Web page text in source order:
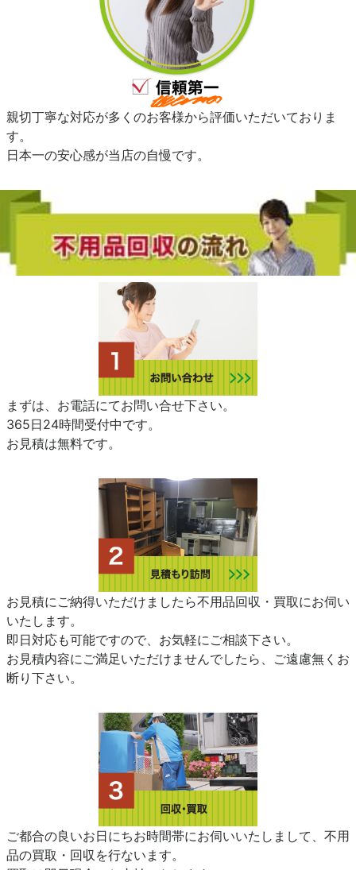
親切丁寧な対応が多くのお客様から評価いただいておりま
す。
日本一の安心感が当店の自慢です。
まずは、お電話にてお問い合せ下さい。
365日24時間受付中です。
お見積は無料です。
お見積にご納得いただけましたら不用品回収・買取にお伺い
いたします。
即日対応も可能ですので、お気軽にご相談下さい。
お見積内容にご満足いただけませんでしたら、ご遠慮無くお
断り下さい。
ご都合の良いお日にちお時間帯にお伺いいたしまして、不用
品の買取・回収を行ないます。